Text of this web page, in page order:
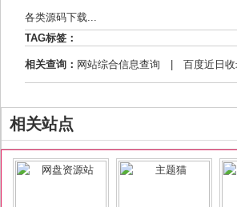
各类源码下载...
TAG标签：
相关查询： 网站综合信息查询 百度近日
相关站点